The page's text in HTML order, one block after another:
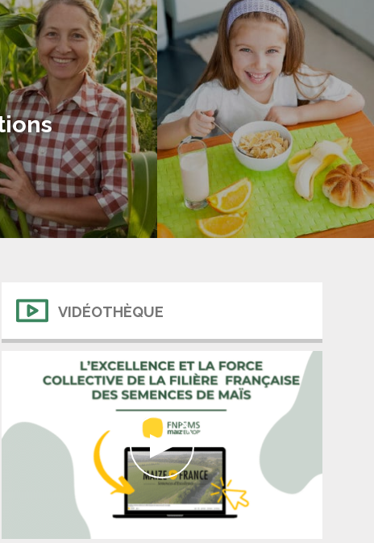
VIDÉOTHÈQUE